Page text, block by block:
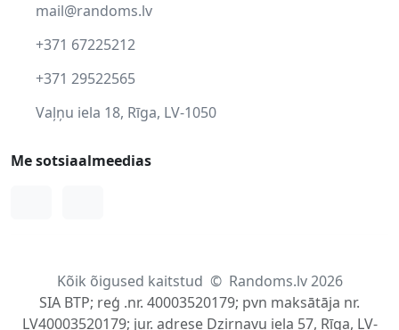
mail@randoms.lv
+371 67225212
+371 29522565
Vaļņu iela 18, Rīga, LV-1050
Me sotsiaalmeedias
Kõik õigused kaitstud © Randoms.lv 2026
SIA BTP; reģ .nr. 40003520179; pvn maksātāja nr.
LV40003520179; jur. adrese Dzirnavu iela 57, Rīga, LV-